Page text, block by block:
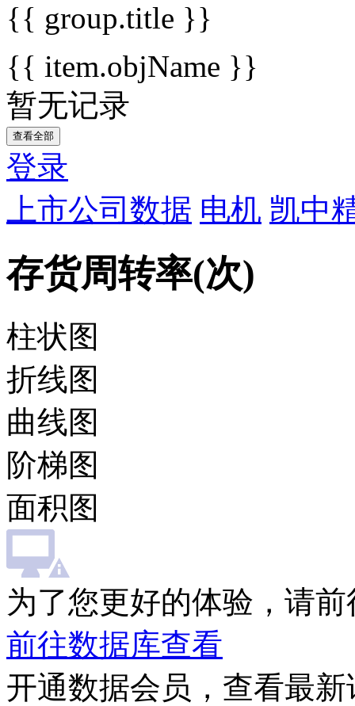
{{ group.title }}
{{ item.objName }}
暂无记录
查看全部
登录
上市公司数据 电机 凯中
存货周转率(次)
柱状图
折线图
曲线图
阶梯图
面积图
为了您更好的体验，请
前往数据库查看
开通数据会员，查看最